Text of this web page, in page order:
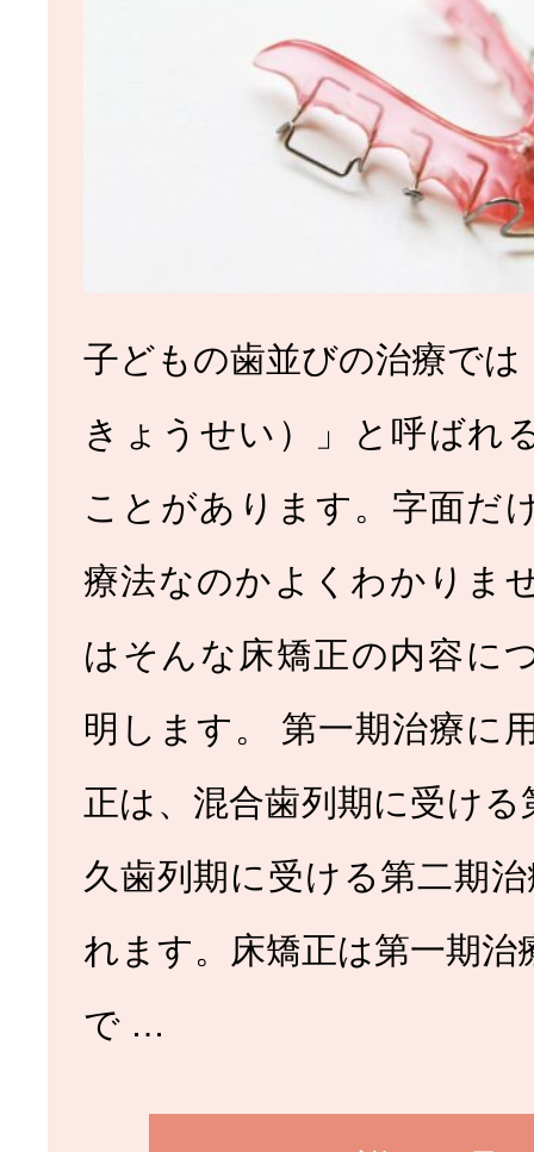
子どもの歯並びの治療では
きょうせい）」と呼ばれ
ことがあります。字面だ
療法なのかよくわかりま
はそんな床矯正の内容に
明します。 第一期治療に
正は、混合歯列期に受け
久歯列期に受ける第二期
れます。床矯正は第一期
で …